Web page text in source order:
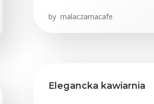
by malaczarnacafe
Elegancka kawiarnia